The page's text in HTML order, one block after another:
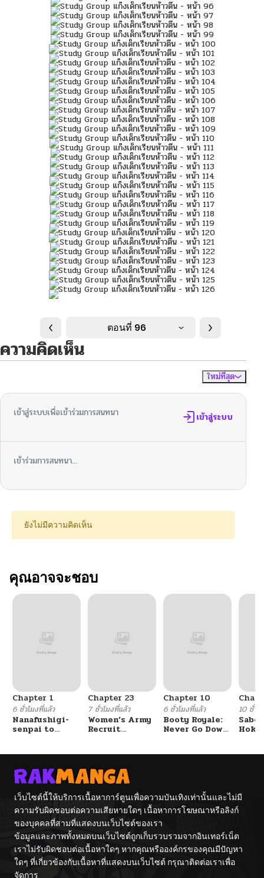
ตอนที่ 96
ความคิดเห็น
ใหม่ที่สุด
เข้าสู่ระบบเพื่อเข้าร่วมการสนทนา เข้าสู่ระบบ
เข้าร่วมการสนทนา...
ยังไม่มีความคิดเห็น
คุณอาจจะชอบ
Chapter 1
6 ชั่วโมงที่แล้ว
Nanafushigi-
senpai to
Chapter 23
7 ชั่วโมงที่แล้ว
Women’s Army
Recruit
Chapter 10
6 ชั่วโมงที่แล้ว
Booty Royale:
Never Go Down
10 ชั่วโ
เว็บไซต์นี้ให้บริการเนื้อหาการ์ตูนเพื่อความบันเทิงเท่านั้นและไม่มี
ความรับผิดชอบต่อความเสียหายใดๆ เนื้อหาการโฆษณาหรือลิงก์
ของบุคคลที่สามที่แสดงบนเว็บไซต์ของเรา
ข้อมูลและภาพทั้งหมดบนเว็บไซต์ถูกเก็บรวบรวมจากอินเทอร์เน็ต
เราไม่รับผิดชอบต่อเนื้อหาใดๆ หากคุณหรือองค์กรของคุณมีปัญหา
ใดๆ ที่เกี่ยวข้องกับเนื้อหาที่แสดงบนเว็บไซต์ กรุณาติดต่อเราเพื่อ
จัดการ